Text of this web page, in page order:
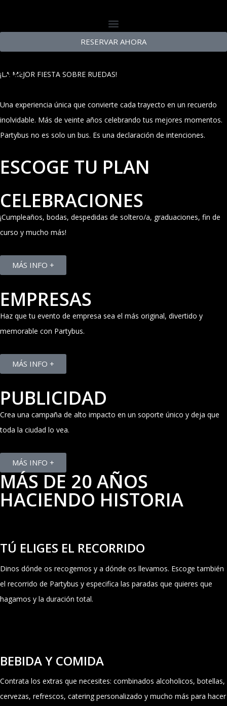
RESERVAR AHORA
¡LA MEJOR FIESTA SOBRE RUEDAS!
Una experiencia única que convierte cada trayecto en un recuerdo
inolvidable. Más de veinte años celebrando tus mejores momentos.
Partybus no es solo un bus. Es una declaración de intenciones.
ESCOGE TU PLAN
CELEBRACIONES
¡Cumpleaños, bodas, despedidas de soltero/a, graduaciones, fin de
curso y mucho más!
MÁS INFO +
EMPRESAS
Haz que tu evento de empresa sea el más original, divertido y
memorable con Partybus.
MÁS INFO +
PUBLICIDAD
Crea una campaña de alto impacto en un soporte único y deja que
toda la ciudad lo vea.
MÁS INFO +
MÁS DE 20 AÑOS
HACIENDO HISTORIA
TÚ ELIGES EL RECORRIDO
Dinos dónde os recogemos y a dónde os llevamos. Escoge también
el recorrido de Partybus y especifica las paradas que quieres que
hagamos y la duración total.
BEBIDA Y COMIDA
Contrata los extras que necesites: combinados alcoholicos, botellas,
cervezas, refrescos, catering personalizado y mucho más para hacer